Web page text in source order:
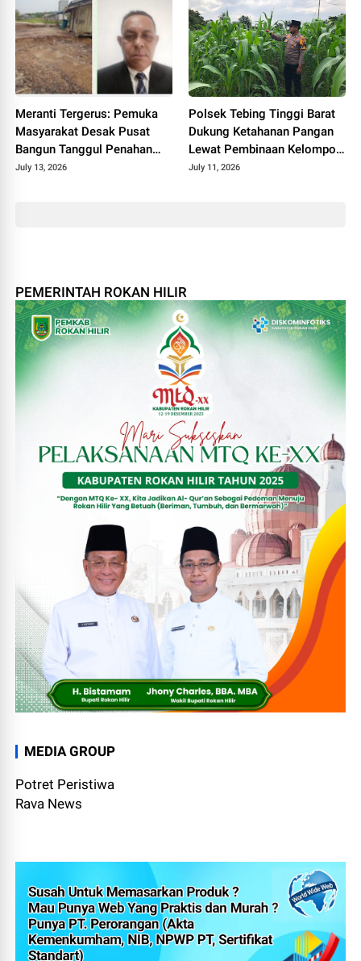
Meranti Tergerus: Pemuka
Masyarakat Desak Pusat
Bangun Tanggul Penahan
Gelombang
July 13, 2026
Polsek Tebing Tinggi Barat
Dukung Ketahanan Pangan
Lewat Pembinaan Kelompok
Tani Tunas Harapan Maju
July 11, 2026
PEMERINTAH ROKAN HILIR
MEDIA GROUP
Potret Peristiwa
Rava News